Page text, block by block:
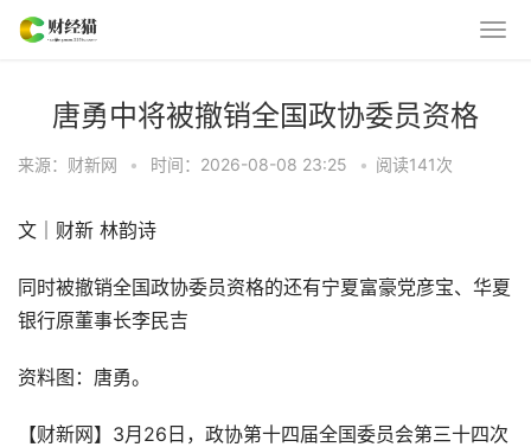
唐勇中将被撤销全国政协委员资格
来源：财新网 • 时间：2026-08-08 23:25 • 阅读141次
文｜财新 林韵诗
同时被撤销全国政协委员资格的还有宁夏富豪党彦宝、华夏
银行原董事长李民吉
资料图：唐勇。
【财新网】3月26日，政协第十四届全国委员会第三十四次